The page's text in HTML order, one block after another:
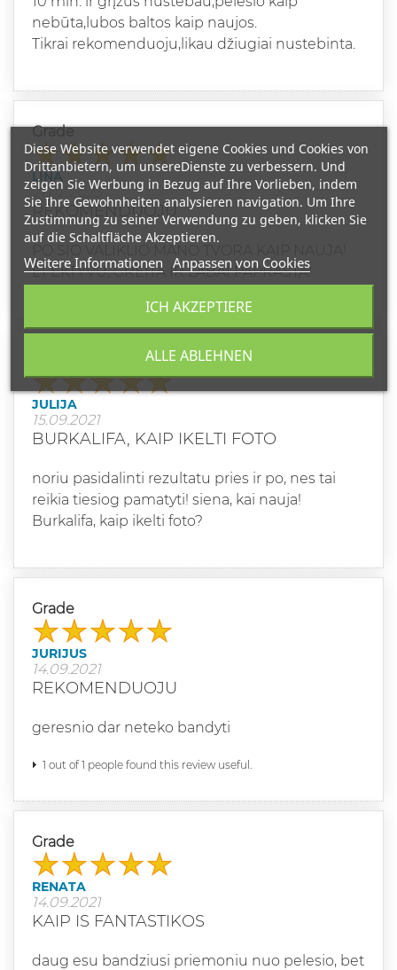
nebūta,lubos baltos kaip naujos.
Tikrai rekomenduoju,likau džiugiai nustebinta.
Grade
LINA
21.02.2023
REKOMENDUOJU
PO SIO VALIKLIO MANO TVORA KAIP NAUJA!
EFEKTYVU, GREITA IR LABAI PAPRASTA!
JULIJA
15.09.2021
BURKALIFA, KAIP IKELTI FOTO
noriu pasidalinti rezultatu pries ir po, nes tai
reikia tiesiog pamatyti! siena, kai nauja!
Burkalifa, kaip ikelti foto?
Grade
JURIJUS
14.09.2021
REKOMENDUOJU
geresnio dar neteko bandyti
1 out of 1 people found this review useful.
Grade
RENATA
14.09.2021
KAIP IS FANTASTIKOS
daug esu bandziusi priemoniu nuo pelesio, bet
Diese Website verwendet eigene Cookies und Cookies von
Drittanbietern, um unsereDienste zu verbessern. Und
zeigen Sie Werbung in Bezug auf Ihre Vorlieben, indem
Sie Ihre Gewohnheiten analysieren navigation. Um Ihre
Zustimmung zu seiner Verwendung zu geben, klicken Sie
auf die Schaltfläche Akzeptieren.
Weitere Informationen Anpassen von Cookies
ALLE ABLEHNEN
ICH AKZEPTIERE